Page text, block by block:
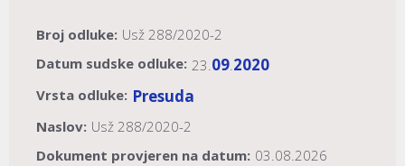
Broj odluke: Usž 288/2020-2
Datum sudske odluke: 23.09.2020
Vrsta odluke: Presuda
Naslov: Usž 288/2020-2
Dokument provjeren na datum: 03.08.2026